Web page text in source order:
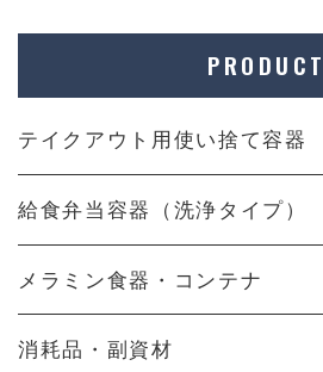
PRODUCT
テイクアウト用使い捨て容器
給食弁当容器（洗浄タイプ）
メラミン食器・コンテナ
消耗品・副資材